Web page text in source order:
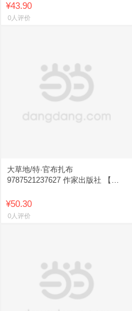
¥43.90
0人评价
大草地/特·官布扎布
9787521237627 作家出版社 【新
¥50.30
0人评价